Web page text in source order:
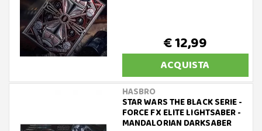
€ 12,99
ACQUISTA
HASBRO
STAR WARS THE BLACK SERIE -
FORCE FX ELITE LIGHTSABER -
MANDALORIAN DARKSABER